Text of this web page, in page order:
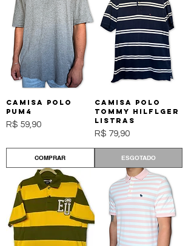
Camisa Polo
PUM4
Preço
R$ 59,90
COMPRAR
Camisa Polo
Tommy Hilflger
Listras
Preço
R$ 79,90
ESGOTADO